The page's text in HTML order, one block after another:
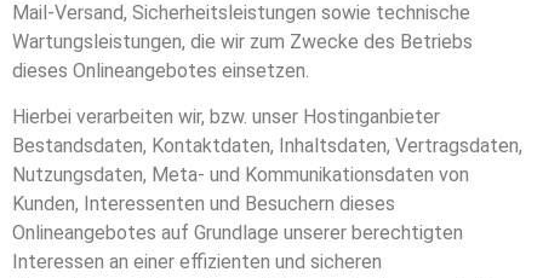
Mail-Versand, Sicherheitsleistungen sowie technische
Wartungsleistungen, die wir zum Zwecke des Betriebs
dieses Onlineangebotes einsetzen.
Hierbei verarbeiten wir, bzw. unser Hostinganbieter
Bestandsdaten, Kontaktdaten, Inhaltsdaten, Vertragsdaten,
Nutzungsdaten, Meta- und Kommunikationsdaten von
Kunden, Interessenten und Besuchern dieses
Onlineangebotes auf Grundlage unserer berechtigten
Interessen an einer effizienten und sicheren